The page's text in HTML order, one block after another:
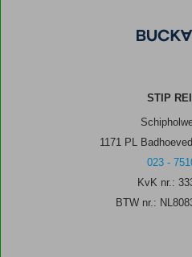
STIP
1171 PL
023 -
KvK nr.:
BTW nr.: